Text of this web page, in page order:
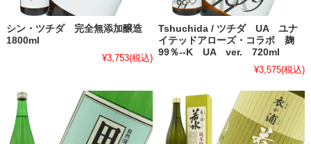
シン・ツチダ 完全無添加醸造
1800ml
¥3,753(税込)
Tshuchida / ツチダ UA ユナ
イテッドアローズ・コラボ 麹
99％--K UA ver. 720ml
¥3,575(税込)